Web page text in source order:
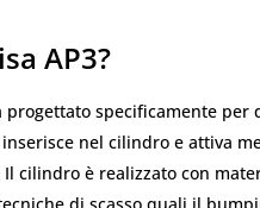
AP3?
specificamente per
nel cilindro e attiva
cilindro è realizzato con